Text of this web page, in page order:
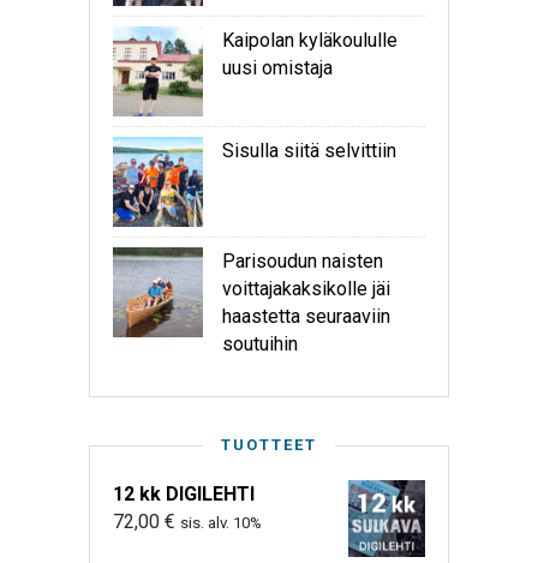
Kaipolan kyläkoululle
uusi omistaja
Sisulla siitä selvittiin
Parisoudun naisten
voittajakaksikolle jäi
haastetta seuraaviin
soutuihin
TUOTTEET
12 kk DIGILEHTI
72,00 € sis. alv. 10%